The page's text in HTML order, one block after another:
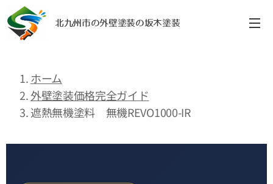
北九州市の外壁塗装の坂木塗装
ホーム
外壁塗装価格完全ガイド
遮熱無機塗料 無機REVO1000-IR